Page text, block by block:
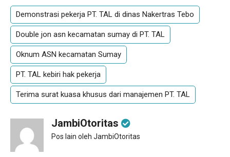
Demonstrasi pekerja PT. TAL di dinas Nakertras Tebo
Double jon asn kecamatan sumay di PT. TAL
Oknum ASN kecamatan Sumay
PT. TAL kebiri hak pekerja
Terima surat kuasa khusus dari manajemen PT. TAL
JambiOtoritas
Pos lain oleh JambiOtoritas